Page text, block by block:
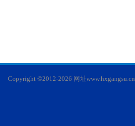
Copyright ©2012-2026 网址www.hxgangsu.cn